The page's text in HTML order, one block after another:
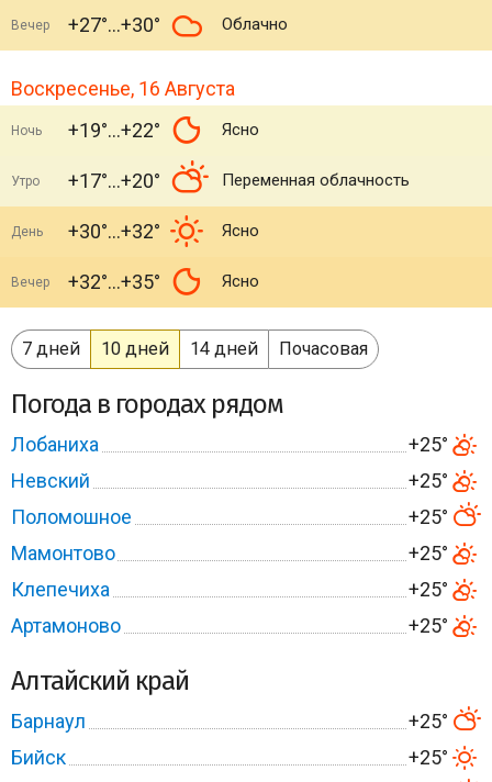
Вечер +27° +30° Облачно
Воскресенье, 16 Августа
Ночь +19° +22° Ясно
Утро +17° +20° Переменная облачность
День +30° +32° Ясно
Вечер +32° +35° Ясно
7 дней 10 дней 14 дней Почасовая
Погода в городах рядом
Лобаниха
+25°
Невский
+25°
Поломошное
+25°
Мамонтово
+25°
Клепечиха
+25°
Артамоново
+25°
Алтайский край
Барнаул
+25°
Бийск
+25°